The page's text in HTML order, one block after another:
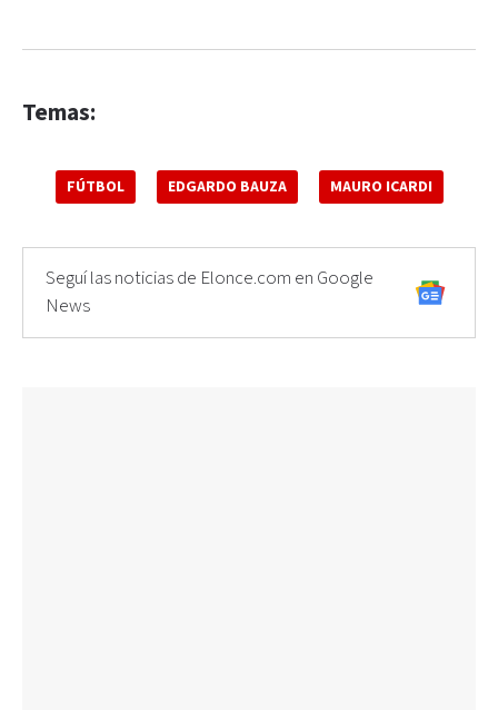
Temas:
FÚTBOL EDGARDO BAUZA MAURO ICARDI
Seguí las noticias de Elonce.com en Google
News